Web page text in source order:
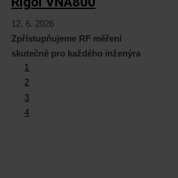
12. 6. 2026
Zpřístupňujeme RF měření
skutečně pro každého inženýra
1
2
3
4